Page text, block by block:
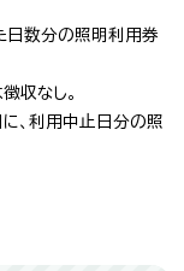
日数分の照明利用券
収なし。
、利用中止日分の照